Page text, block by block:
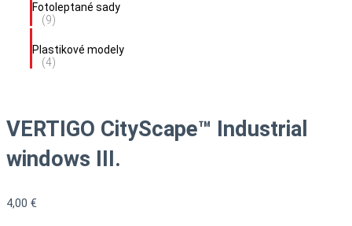
Fotoleptané sady
(9)
Plastikové modely
(4)
VERTIGO CityScape™ Industrial
windows III.
4,00 €